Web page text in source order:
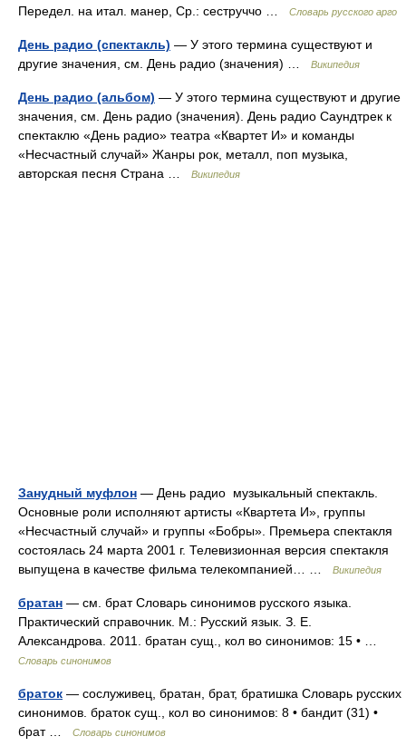
Передел. на итал. манер, Ср.: сеструччо …
Словарь русского арго
День радио (спектакль) — У этого термина существуют и
другие значения, см. День радио (значения) …
Википедия
День радио (альбом) — У этого термина существуют и другие
значения, см. День радио (значения). День радио Саундтрек к
спектаклю «День радио» театра «Квартет И» и команды
«Несчастный случай» Жанры рок, металл, поп музыка,
авторская песня Страна …
Википедия
Занудный муфлон — День радио музыкальный спектакль.
Основные роли исполняют артисты «Квартета И», группы
«Несчастный случай» и группы «Бобры». Премьера спектакля
состоялась 24 марта 2001 г. Телевизионная версия спектакля
выпущена в качестве фильма телекомпанией… …
Википедия
братан — см. брат Словарь синонимов русского языка.
Практический справочник. М.: Русский язык. З. Е.
Александрова. 2011. братан сущ., кол во синонимов: 15 • …
Словарь синонимов
браток — сослуживец, братан, брат, братишка Словарь русских
синонимов. браток сущ., кол во синонимов: 8 • бандит (31) •
брат …
Словарь синонимов